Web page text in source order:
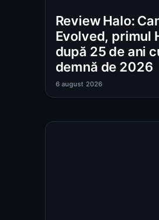
Review Halo:
Evolved, primul
după 25 de ani
demnă de 2026
6 august 2026